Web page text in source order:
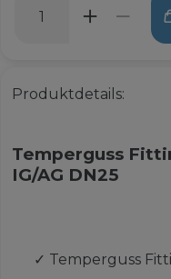
Produktdetails:
Temperguss
IG/AG DN25
✓ Temperguss